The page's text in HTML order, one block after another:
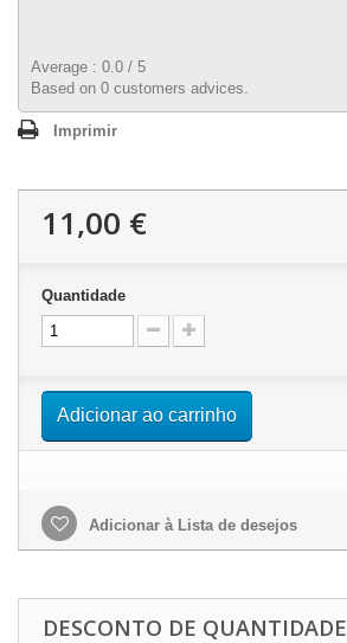
Average : 0.0 / 5
Based on 0 customers advices.
Imprimir
11,00 €
Quantidade
Adicionar ao carrinho
Adicionar à Lista de desejos
DESCONTO DE QUANTIDADE